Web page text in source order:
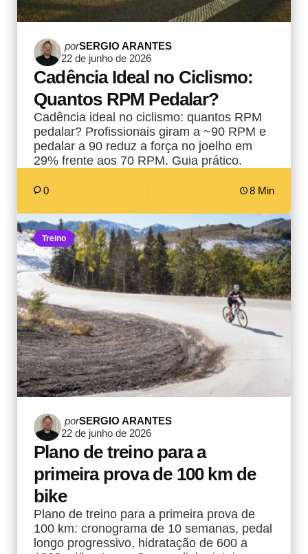
Postado
por
porSERGIO ARANTES
22 de junho de 2026
Cadência Ideal no Ciclismo:
Quantos RPM Pedalar?
Cadência ideal no ciclismo: quantos RPM
pedalar? Profissionais giram a ~90 RPM e
pedalar a 90 reduz a força no joelho em
29% frente aos 70 RPM. Guia prático.
0 8 Min
Treino
Postado
por
porSERGIO ARANTES
22 de junho de 2026
Plano de treino para a
primeira prova de 100 km de
bike
Plano de treino para a primeira prova de
100 km: cronograma de 10 semanas, pedal
longo progressivo, hidratação de 600 a